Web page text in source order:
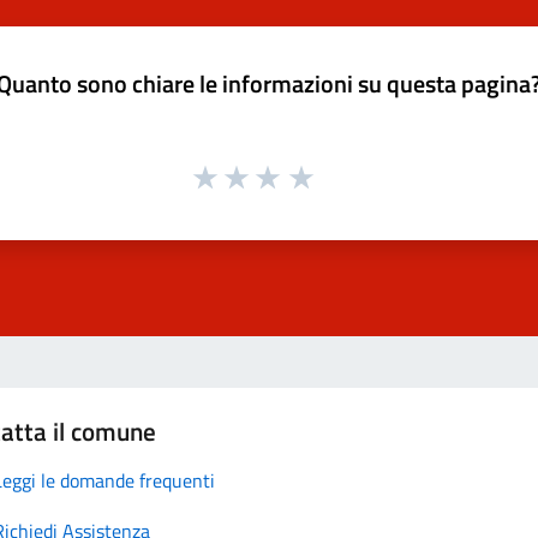
sono chiare le informazioni su questa
il comune
le domande frequenti
Assistenza